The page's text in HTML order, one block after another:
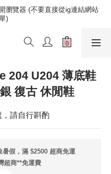
瀏覽器 (不要直接從ig連結網站
)
瀏覽器 (不要直接從ig連結網站
)
追蹤官方INSTAGRAM
)204 U204 薄底鞋
復古 休閒鞋
請自行斟酌
暑假，滿 $2500 超商免運
超商**免運費